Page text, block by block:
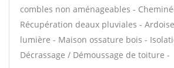
combles non aménageables -
Récupération deaux pluviales -
lumière - Maison ossature bois -
Décrassage / Démoussage de toiture -